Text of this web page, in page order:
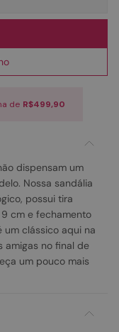
de R$499,90
dispensam um
Nossa sandália
possui tira
cm e fechamento
um clássico aqui na
amigas no final de
um pouco mais